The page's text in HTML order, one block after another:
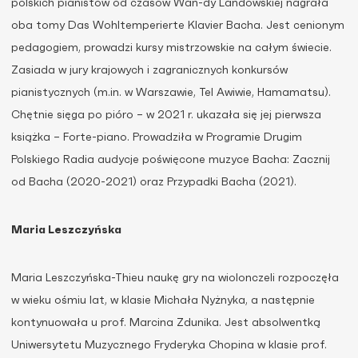
polskich pianistów od czasów Wan-dy Landowskiej nagrała
oba tomy Das Wohltemperierte Klavier Bacha. Jest cenionym
pedagogiem, prowadzi kursy mistrzowskie na całym świecie.
Zasiada w jury krajowych i zagranicznych konkursów
pianistycznych (m.in. w Warszawie, Tel Awiwie, Hamamatsu).
Chętnie sięga po pióro – w 2021 r. ukazała się jej pierwsza
książka – Forte-piano. Prowadziła w Programie Drugim
Polskiego Radia audycje poświęcone muzyce Bacha: Zacznij
od Bacha (2020-2021) oraz Przypadki Bacha (2021).
Maria Leszczyńska
Maria Leszczyńska-Thieu naukę gry na wiolonczeli rozpoczęła
w wieku ośmiu lat, w klasie Michała Nyżnyka, a następnie
kontynuowała u prof. Marcina Zdunika. Jest absolwentką
Uniwersytetu Muzycznego Fryderyka Chopina w klasie prof.